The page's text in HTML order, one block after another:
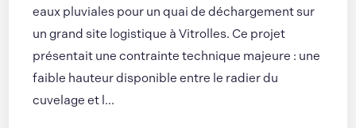
eaux pluviales pour un quai de déchargement sur
un grand site logistique à Vitrolles. Ce projet
présentait une contrainte technique majeure : une
faible hauteur disponible entre le radier du
cuvelage et l...